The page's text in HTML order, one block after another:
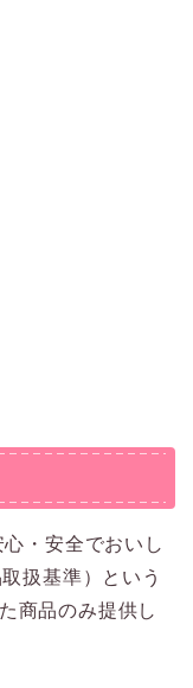
・安全でおいし
扱基準）という
商品のみ提供し